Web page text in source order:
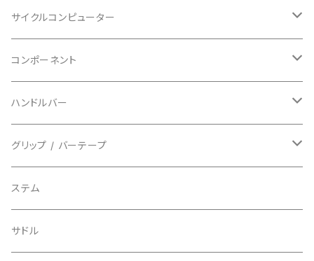
BBB/ビービービー
BELL/ベル
BIKEHAND/バイクハンド
BIO RACER/ビオレーサー
BIKEYOKE/バイクヨーク
BLACKBURN/ブラックバーン
グローブ
指切り
フルフィンガー
ソックス
シューズカバー
キャップ
その他
キッズ
グラベル
マウンテンバイク
フラットペダル用
ビンディングペダル用
インソール
サイクルコンピューター
ヘッドユニット
センサー
アクセサリー
コンポーネント
カセットスプロケット
シフターマウント
ステムスペーサー
ケーブル類
ハンドルバー
ドロップハンドル
フラット/ライザーバー
グリップ / バーテープ
グリップ
バーテープ
ステム
サドル